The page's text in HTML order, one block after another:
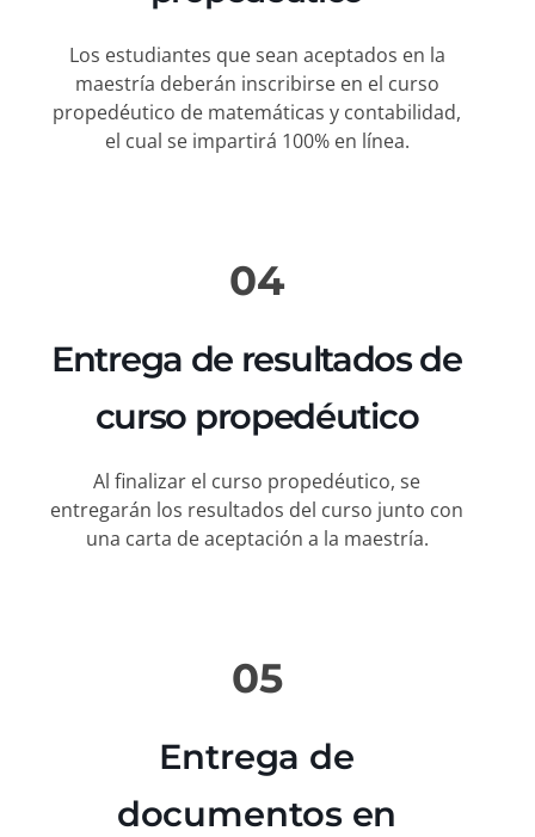
Los estudiantes que sean aceptados en la
maestría deberán inscribirse en el curso
propedéutico de matemáticas y contabilidad,
el cual se impartirá 100% en línea.
04
Entrega de resultados de
curso propedéutico
Al finalizar el curso propedéutico, se
entregarán los resultados del curso junto con
una carta de aceptación a la maestría.
05
Entrega de
documentos en